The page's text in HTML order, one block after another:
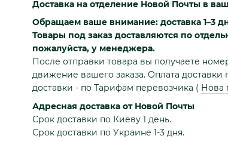
Доставка на отделение Новой Почты в
Обращаем ваше внимание: доставка 1–3
Товары под заказ доставляются по
пожалуйста, у менеджера.
После отправки товара вы получаете
движение вашего заказа. Оплата доставки
доставки - по Тарифам перевозчика ( Нова
Адресная доставка от Новой Почты
Срок доставки по Киеву 1 день.
Срок доставки по Украине 1-3 дня.